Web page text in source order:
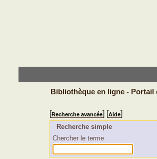
Bibliothèque en ligne - Portail
[Recherche avancée] [Aide]
Recherche simple
Chercher le terme